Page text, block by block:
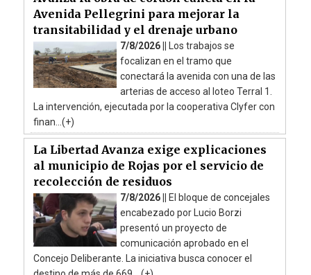
Avenida Pellegrini para mejorar la
transitabilidad y el drenaje urbano
7/8/2026 ||
Los trabajos se
focalizan en el tramo que
conectará la avenida con una de las
arterias de acceso al loteo Terral 1.
La intervención, ejecutada por la cooperativa Clyfer con
finan...(+)
La Libertad Avanza exige explicaciones
al municipio de Rojas por el servicio de
recolección de residuos
7/8/2026 ||
El bloque de concejales
encabezado por Lucio Borzi
presentó un proyecto de
comunicación aprobado en el
Concejo Deliberante. La iniciativa busca conocer el